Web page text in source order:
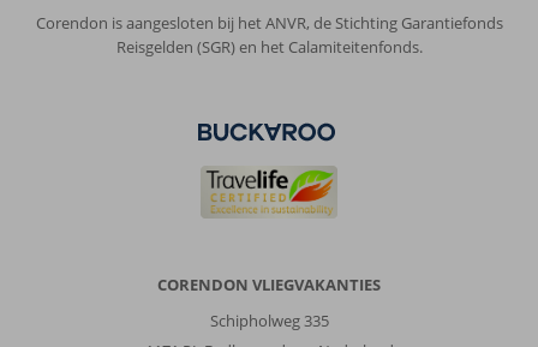
Corendon is aangesloten bij het ANVR, de Stichting Garantiefonds
Reisgelden (SGR) en het Calamiteitenfonds.
CORENDON VLIEGVAKANTIES
Schipholweg 335